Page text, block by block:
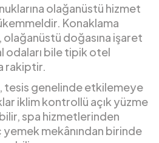
olağanüstü hizmet
Konaklama
doğasına işaret
bile tipik otel
rakiptir.
, tesis genelinde etkilemeye
iklim kontrollü açık yüzme
spa hizmetlerinden
mekânından birinde